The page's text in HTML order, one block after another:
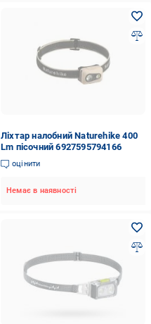
Ліхтар налобний Naturehike 400
Lm пісочний 6927595794166
оцінити
Немає в наявності